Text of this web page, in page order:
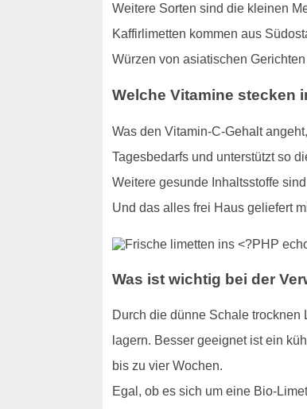
Weitere Sorten sind die kleinen
Kaffirlimetten kommen aus
Würzen von asiatischen
Welche Vitamine stecken
Was den Vitamin-C-Gehalt
Tagesbedarfs und unterstützt so
Weitere gesunde Inhaltsstoffe
Und das alles frei Haus geliefert
Was ist wichtig bei der
Durch die dünne Schale trocknen
lagern. Besser geeignet ist ein
bis zu vier Wochen.
Egal, ob es sich um eine Bio-